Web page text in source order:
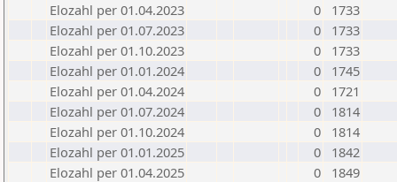
Elozahl per 01.04.2023
0
1733
Elozahl per 01.07.2023
0
1733
Elozahl per 01.10.2023
0
1733
Elozahl per 01.01.2024
0
1745
Elozahl per 01.04.2024
0
1721
Elozahl per 01.07.2024
0
1814
Elozahl per 01.10.2024
0
1814
Elozahl per 01.01.2025
0
1842
Elozahl per 01.04.2025
0
1849